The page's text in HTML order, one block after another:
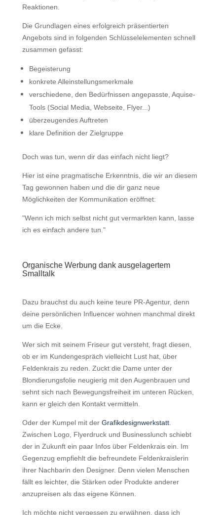
Reaktionen.
Die Grundlagen eines erfolgreich präsentierten
Angebots sind in folgenden Schlüsselelementen schnell
zusammen gefasst:
Begeisterung
konkrete Alleinstellungsmerkmale
verschiedene, den Bedürfnissen angepasste, Aquise-
Tools (Social Media, Webseite, Flyer...)
überzeugendes Auftreten
klare Definition der Zielgruppe
Doch was tun, wenn dir das einfach nicht liegt?
Hier ist eine pragmatische Erkenntnis, die wir an diesem
Tag gewonnen haben und die dirganz neue
Möglichkeiten der Kommunikation eröffnet:
"Wenn ich mich selbst nicht gut vermarkten kann, lasse
ich es einfach andere tun."
Organische Werbung dank ausgelagertem
Smalltalk
Dazu brauchst du auch keine teure PR-Agentur, denn
deine persönlichen Influencer wohnen manchmal direkt
um die Ecke.
Wer sich mit seinem Friseur gut versteht, fragt diesen,
ob er im Kundengespräch vielleicht Lust hat, über
Feldenkrais zu reden. Zuckt die Dame unter der
Blondierungsfolie neugierig mit den Augenbrauen und
sehnt sich nach Bewegungsfreiheit im unteren Rücken,
kann er gleich den Kontakt vermitteln.
Oder der Kumpel mit derGrafikdesignwerkstatt.
Zwischen Logo, Flyerdruck und Businesslunch schiebt
der in Zukunft ein paar Infos über Feldenkrais ein. Im
Gegenzug empfiehlt die befreundete Feldenkraislerin
ihrer Nachbarin den Designer. Denn vielen Menschen
fällt es leichter, die Stärken oder Produkte anderer
anzupreisen als das eigene Können.
Ich möchte nicht vergessen zu erwähnen, dass ich